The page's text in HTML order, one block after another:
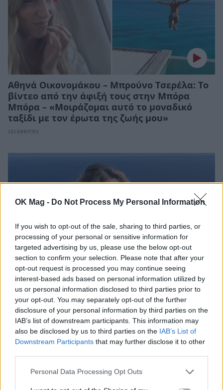
OK Mag - Do Not Process My Personal Information
If you wish to opt-out of the sale, sharing to third parties, or
processing of your personal or sensitive information for
targeted advertising by us, please use the below opt-out
section to confirm your selection. Please note that after your
opt-out request is processed you may continue seeing
interest-based ads based on personal information utilized by
us or personal information disclosed to third parties prior to
your opt-out. You may separately opt-out of the further
disclosure of your personal information by third parties on the
IAB’s list of downstream participants. This information may
also be disclosed by us to third parties on the IAB’s List of
Downstream Participants that may further disclose it to other
Personal Data Processing Opt Outs
Αθηνά Οικονομάκου – Μπρούνο Τσερέλα: Το
βίντεο από την άφιξή τους στην Μπόρα
Μπόρα – «Μοιράζομαι αυτό το μοναδικό
ταξίδι με τον έρωτα της ζωής μου»
CELEBRITIES
Αθηνά Οικονομάκου: Κολύμπησε δίπλα σε
φάλαινες – Τα συγκλονιστικά υποβρύχια
πλάνα
CELEBRITIES